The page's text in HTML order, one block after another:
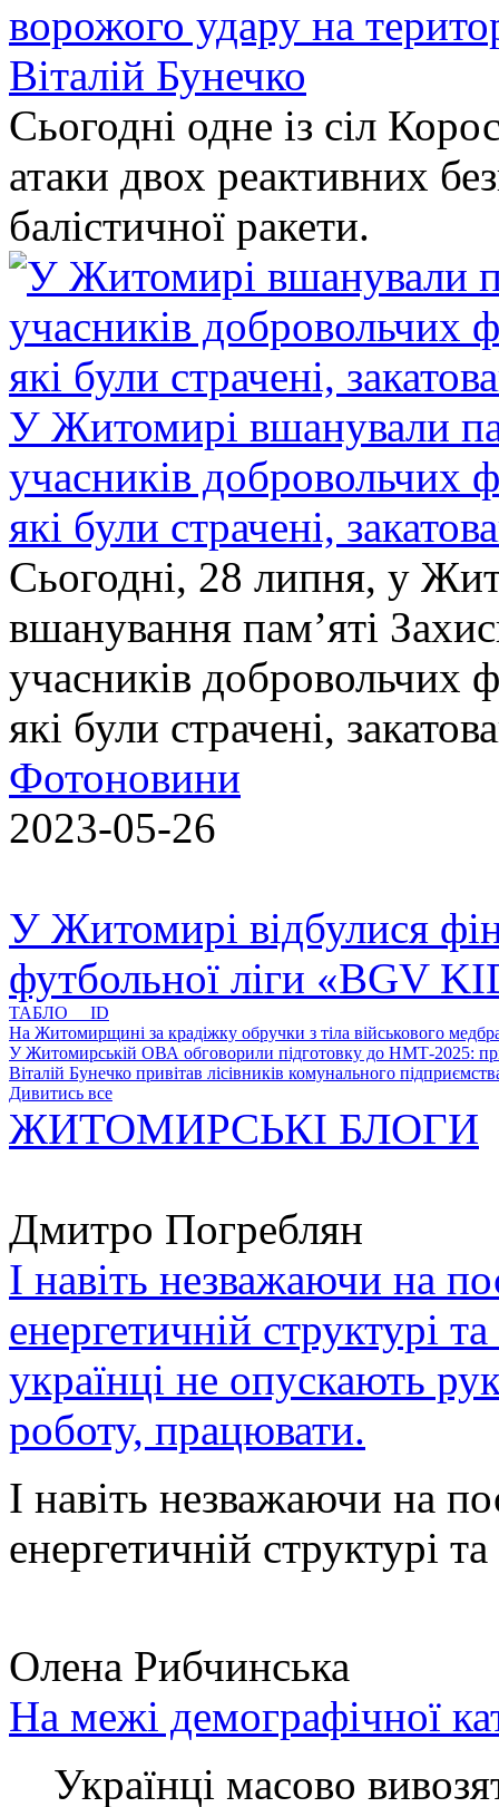
ворожого удару на
Віталій Бунечко
Сьогодні одне із сіл
атаки двох реактивних
балістичної ракети.
У Житомирі вшанували
учасників добровольчих
які були страчені,
Сьогодні, 28 липня, у
вшанування пам’яті
учасників добровольчих
які були страчені,
Фотоновини
2023-05-26
У Житомирі відбулися
футбольної ліги «BGV
ТАБЛО ID
На Житомирщині за крадіжку обручки з тіла військового
У Житомирській ОВА обговорили підготовку до НМТ-2025:
Віталій Бунечко привітав лісівників комунального
Дивитись все
ЖИТОМИРСЬКІ БЛОГИ
Дмитро Погреблян
І навіть незважаючи на
енергетичній структурі
українці не опускають
роботу, працювати.
І навіть незважаючи на
енергетичній структурі
Олена Рибчинська
На межі демографічної
Українці масово